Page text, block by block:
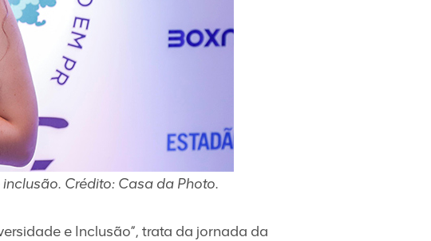
Crédito: Casa da Photo.
e Inclusão”, trata da jornada da